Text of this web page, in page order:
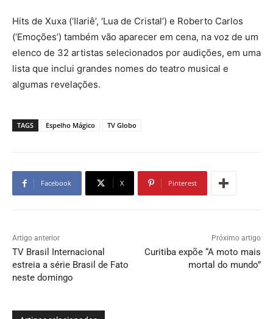
Hits de Xuxa (‘Ilariê’, ‘Lua de Cristal’) e Roberto Carlos
(‘Emoções’) também vão aparecer em cena, na voz de um
elenco de 32 artistas selecionados por audições, em uma
lista que inclui grandes nomes do teatro musical e
algumas revelações.
TAGS Espelho Mágico TV Globo
Facebook X Pinterest
Artigo anterior
TV Brasil Internacional
estreia a série Brasil de Fato
neste domingo
Próximo artigo
Curitiba expõe “A moto mais
mortal do mundo”